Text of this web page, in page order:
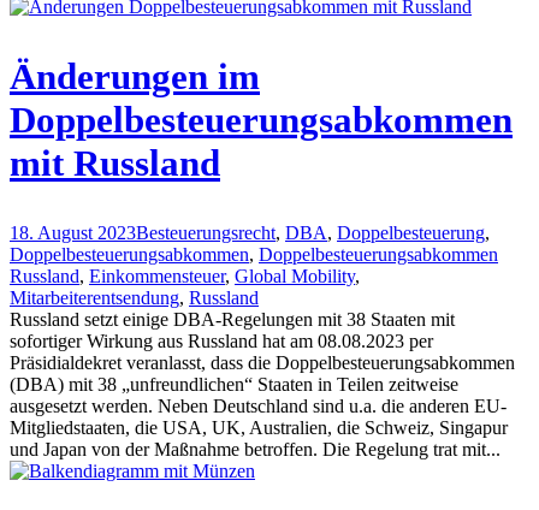
Änderungen im
Doppelbesteuerungsabkommen
mit Russland
18. August 2023Besteuerungsrecht, DBA, Doppelbesteuerung,
Doppelbesteuerungsabkommen, Doppelbesteuerungsabkommen
Russland, Einkommensteuer, Global Mobility,
Mitarbeiterentsendung, Russland
Russland setzt einige DBA-Regelungen mit 38 Staaten mit
sofortiger Wirkung aus Russland hat am 08.08.2023 per
Präsidialdekret veranlasst, dass die Doppelbesteuerungsabkommen
(DBA) mit 38 „unfreundlichen“ Staaten in Teilen zeitweise
ausgesetzt werden. Neben Deutschland sind u.a. die anderen EU-
Mitgliedstaaten, die USA, UK, Australien, die Schweiz, Singapur
und Japan von der Maßnahme betroffen. Die Regelung trat mit...